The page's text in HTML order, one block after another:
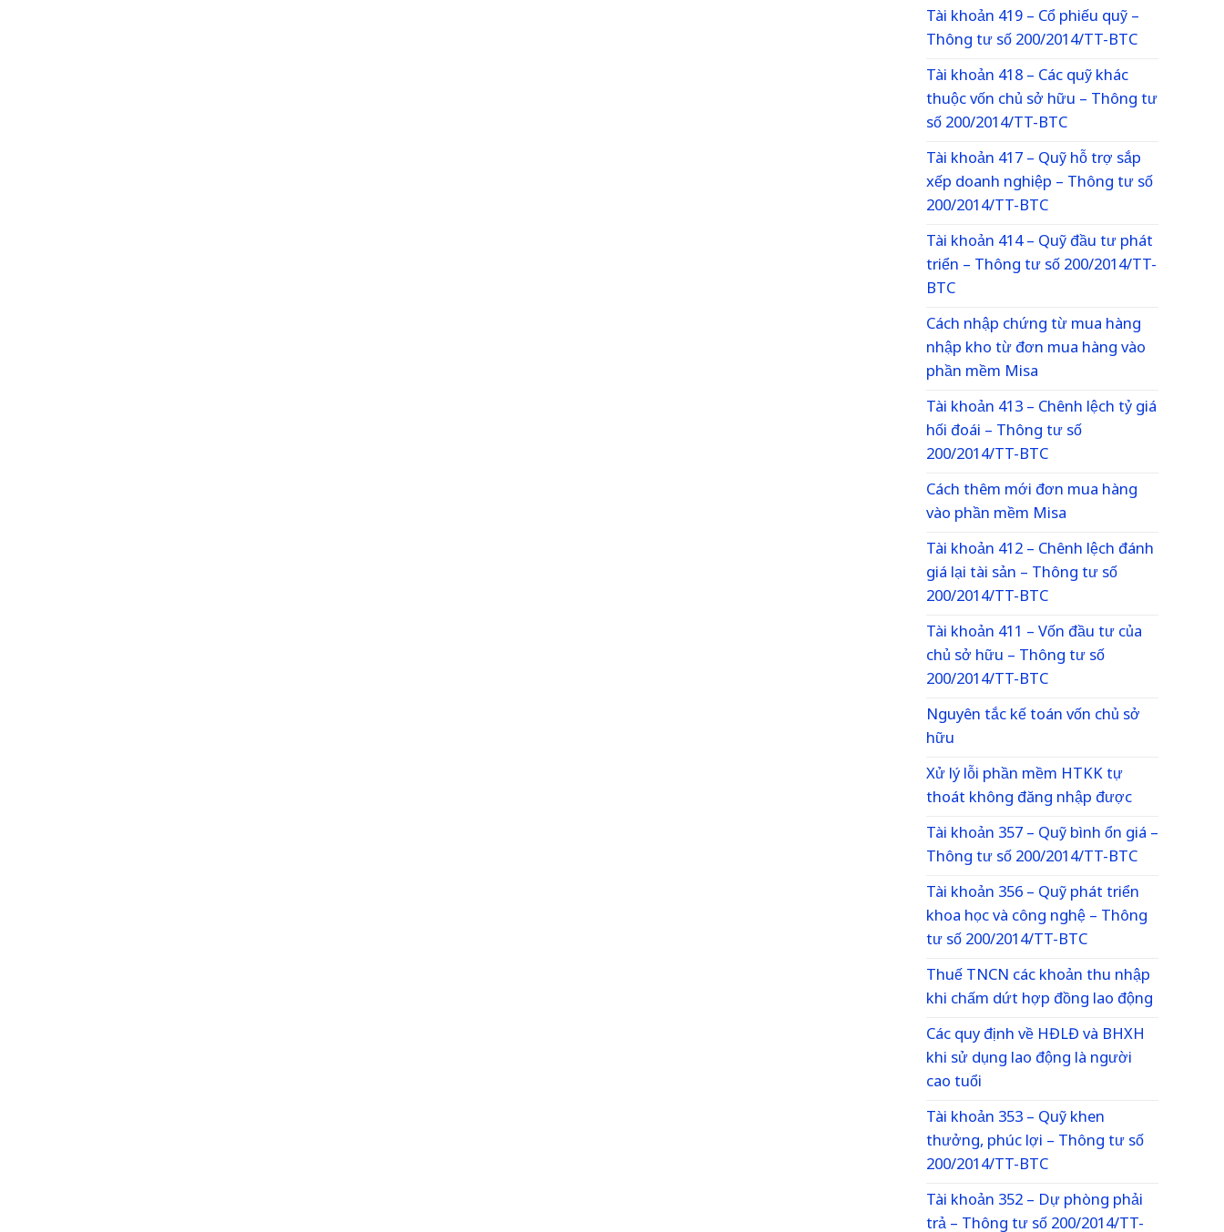
Tài khoản 419 – Cổ phiếu quỹ –
Thông tư số 200/2014/TT-BTC
Tài khoản 418 – Các quỹ khác
thuộc vốn chủ sở hữu – Thông tư
số 200/2014/TT-BTC
Tài khoản 417 – Quỹ hỗ trợ sắp
xếp doanh nghiệp – Thông tư số
200/2014/TT-BTC
Tài khoản 414 – Quỹ đầu tư phát
triển – Thông tư số 200/2014/TT-
BTC
Cách nhập chứng từ mua hàng
nhập kho từ đơn mua hàng vào
phần mềm Misa
Tài khoản 413 – Chênh lệch tỷ giá
hối đoái – Thông tư số
200/2014/TT-BTC
Cách thêm mới đơn mua hàng
vào phần mềm Misa
Tài khoản 412 – Chênh lệch đánh
giá lại tài sản – Thông tư số
200/2014/TT-BTC
Tài khoản 411 – Vốn đầu tư của
chủ sở hữu – Thông tư số
200/2014/TT-BTC
Nguyên tắc kế toán vốn chủ sở
hữu
Xử lý lỗi phần mềm HTKK tự
thoát không đăng nhập được
Tài khoản 357 – Quỹ bình ổn giá –
Thông tư số 200/2014/TT-BTC
Tài khoản 356 – Quỹ phát triển
khoa học và công nghệ – Thông
tư số 200/2014/TT-BTC
Thuế TNCN các khoản thu nhập
khi chấm dứt hợp đồng lao động
Các quy định về HĐLĐ và BHXH
khi sử dụng lao động là người
cao tuổi
Tài khoản 353 – Quỹ khen
thưởng, phúc lợi – Thông tư số
200/2014/TT-BTC
Tài khoản 352 – Dự phòng phải
trả – Thông tư số 200/2014/TT-